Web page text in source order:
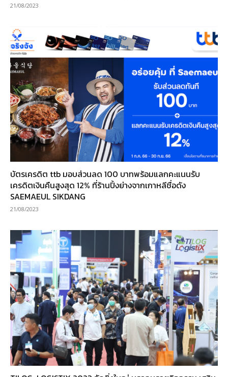
21/08/2023
บัตรเครดิต ttb มอบส่วนลด 100 บาทพร้อมแลกคะแนนรับ
เครดิตเงินคืนสูงสุด 12% ที่ร้านปิ้งย่างจากเกาหลีชื่อดัง
SAEMAEUL SIKDANG
21/08/2023